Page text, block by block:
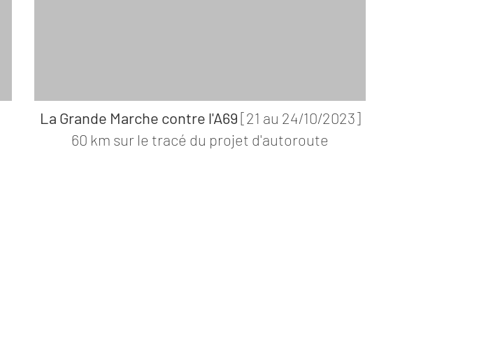
La Grande Marche contre l'A69[21 au 24/10/2023]
60 km sur le tracé du projet d'autoroute